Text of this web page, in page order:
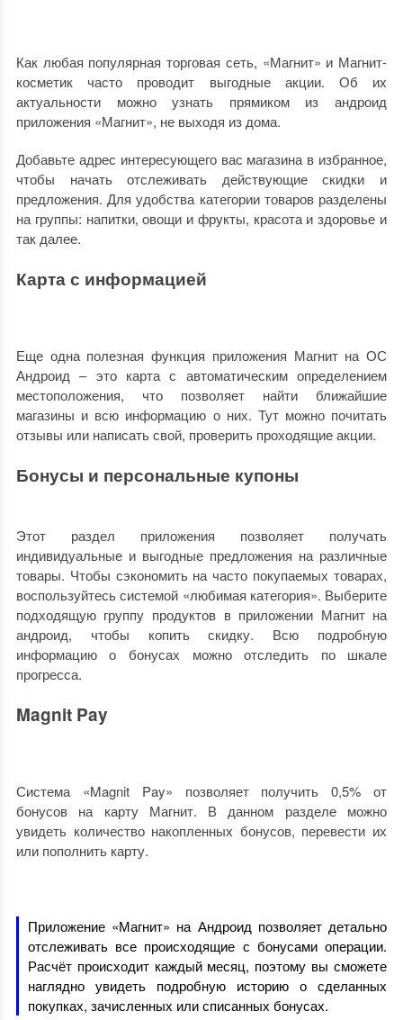
Как любая популярная торговая сеть, «Магнит» и Магнит-
косметик часто проводит выгодные акции. Об их
актуальности можно узнать прямиком из андроид
приложения «Магнит», не выходя из дома.
Добавьте адрес интересующего вас магазина в избранное,
чтобы начать отслеживать действующие скидки и
предложения. Для удобства категории товаров разделены
на группы: напитки, овощи и фрукты, красота и здоровье и
так далее.
Карта с информацией
Еще одна полезная функция приложения Магнит на ОС
Андроид – это карта с автоматическим определением
местоположения, что позволяет найти ближайшие
магазины и всю информацию о них. Тут можно почитать
отзывы или написать свой, проверить проходящие акции.
Бонусы и персональные купоны
Этот раздел приложения позволяет получать
индивидуальные и выгодные предложения на различные
товары. Чтобы сэкономить на часто покупаемых товарах,
воспользуйтесь системой «любимая категория». Выберите
подходящую группу продуктов в приложении Магнит на
андроид, чтобы копить скидку. Всю подробную
информацию о бонусах можно отследить по шкале
прогресса.
Magnit Pay
Система «Magnit Pay» позволяет получить 0,5% от
бонусов на карту Магнит. В данном разделе можно
увидеть количество накопленных бонусов, перевести их
или пополнить карту.
Приложение «Магнит» на Андроид позволяет детально
отслеживать все происходящие с бонусами операции.
Расчёт происходит каждый месяц, поэтому вы сможете
наглядно увидеть подробную историю о сделанных
покупках, зачисленных или списанных бонусах.